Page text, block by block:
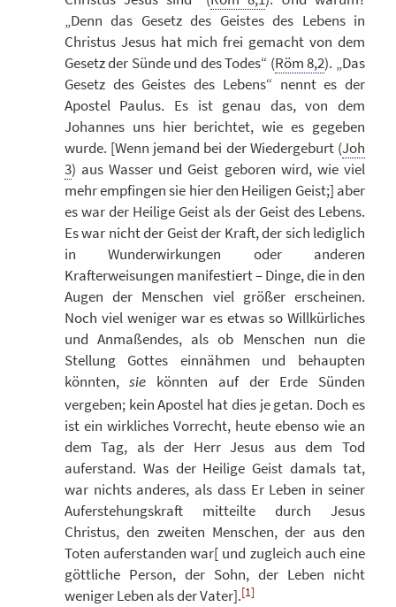
„Denn das Gesetz des Geistes des Lebens in
Christus Jesus hat mich frei gemacht von dem
Gesetz der Sünde und des Todes“ (Röm 8,2). „Das
Gesetz des Geistes des Lebens“ nennt es der
Apostel Paulus. Es ist genau das, von dem
Johannes uns hier berichtet, wie es gegeben
wurde. [Wenn jemand bei der Wiedergeburt (Joh
3) aus Wasser und Geist geboren wird, wie viel
mehr empfingen sie hier den Heiligen Geist;] aber
es war der Heilige Geist als der Geist des Lebens.
Es war nicht der Geist der Kraft, der sich lediglich
in Wunderwirkungen oder anderen
Krafterweisungen manifestiert – Dinge, die in den
Augen der Menschen viel größer erscheinen.
Noch viel weniger war es etwas so Willkürliches
und Anmaßendes, als ob Menschen nun die
Stellung Gottes einnähmen und behaupten
könnten,sie
könnten auf der Erde Sünden
vergeben; kein Apostel hat dies je getan. Doch es
ist ein wirkliches Vorrecht, heute ebenso wie an
dem Tag, als der Herr Jesus aus dem Tod
auferstand. Was der Heilige Geist damals tat,
war nichts anderes, als dass Er Leben in seiner
Auferstehungskraft mitteilte durch Jesus
Christus, den zweiten Menschen, der aus den
Toten auferstanden war[ und zugleich auch eine
göttliche Person, der Sohn, der Leben nicht
weniger Leben als der Vater].[1]